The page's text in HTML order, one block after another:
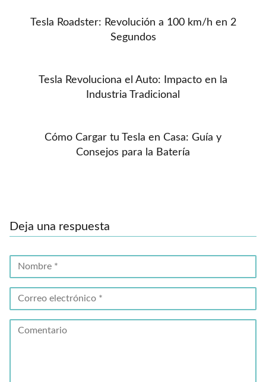
Tesla Roadster: Revolución a 100 km/h en 2
Segundos
Tesla Revoluciona el Auto: Impacto en la
Industria Tradicional
Cómo Cargar tu Tesla en Casa: Guía y
Consejos para la Batería
Deja una respuesta